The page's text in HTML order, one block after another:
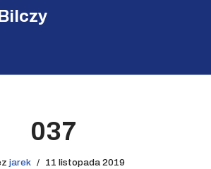
037
jarek 11 listopada 2019